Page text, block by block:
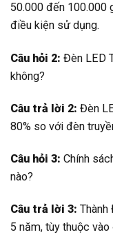
50.000 đến 100.000
điều kiện sử dụng.
Câu hỏi 2: Đèn LED
không?
Câu trả lời 2: Đèn
80% so với đèn
Câu hỏi 3: Chính
nào?
Câu trả lời 3:
5 năm, tùy thuộc